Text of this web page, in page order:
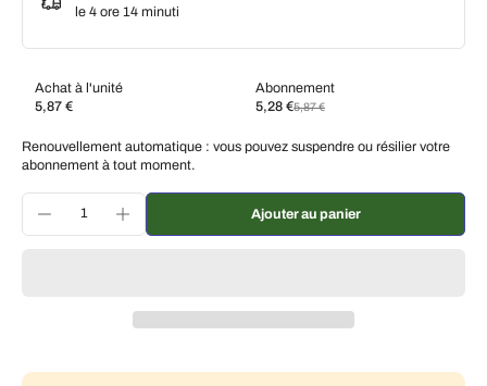
le 4 ore 14 minuti
Achat à l'unité
5,87 €
Abonnement
5,28 €5,87 €
Abonnez-vous et économisez
Livraison toutes les deux semaines, 10 % de
Livraison toutes les 3 semaines, 7 % de réduction
Livraison tous les mois, 5 % de réduction
€5,58 EUR
Renouvellement automatique : vous pouvez suspendre ou résilier votre
abonnement à tout moment.
Ajouter au panier